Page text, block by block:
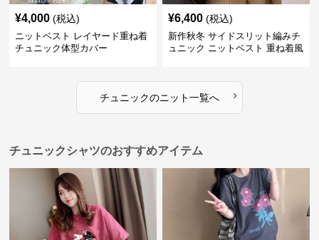
¥4,000 (税込)
ニットベスト レイヤード重ね着
チュニック体型カバー
¥6,400 (税込)
新作秋冬 サイドスリット編みチ
ュニック ニットベスト 重ね着風
チュニックのニット一覧へ ›
チュニックシャツのおすすめアイテム